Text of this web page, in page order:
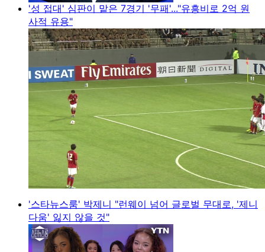
'성 접대' 심판이 맡은 7경기 '무패'..."유흥비로 2억 원
사적 유용"
'스타뉴스룸' 박제니 "런웨이 넘어 글로벌 무대로, '제니
다움' 잃지 않을 것"